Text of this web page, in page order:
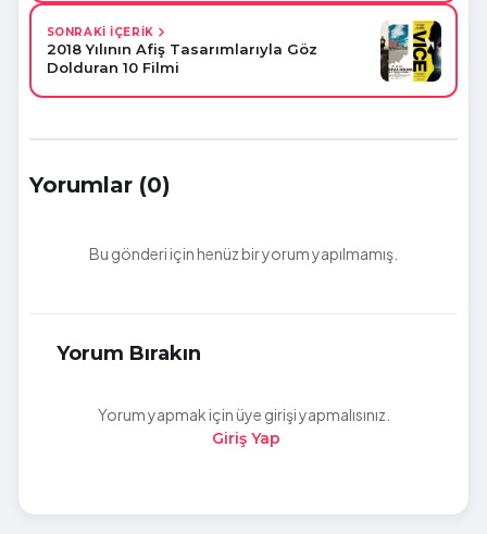
SONRAKİ İÇERİK
2018 Yılının Afiş Tasarımlarıyla Göz
Dolduran 10 Filmi
Yorumlar (0)
Bu gönderi için henüz bir yorum yapılmamış.
Yorum Bırakın
Yorum yapmak için üye girişi yapmalısınız.
Giriş Yap